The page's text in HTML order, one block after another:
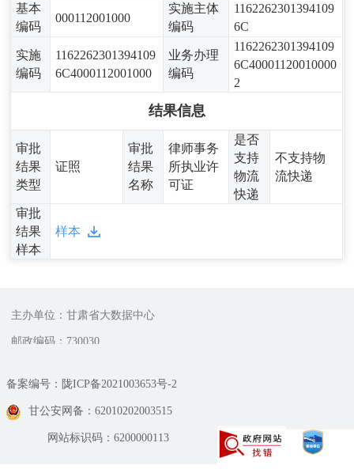
基本
编码
000112001000
实施主体
编码
1162262301394109
6C
实施
编码
1162262301394109
6C4000112001000
业务办理
编码
1162262301394109
6C40001120010000
2
结果信息
审批
结果
类型
证照
审批
结果
名称
律师事务
所执业许
可证
是否
支持
物流
快递
不支持物
流快递
审批
结果
样本
样本
主办单位：甘肃省大数据中心
邮政编码：730030
备案编号：陇ICP备2021003653号-2
甘公安网备：62010202003515
网站标识码：6200000113